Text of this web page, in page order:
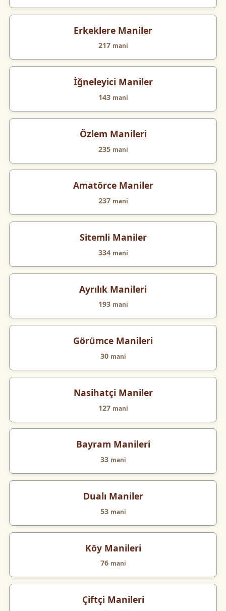
Erkeklere Maniler
217 mani
İğneleyici Maniler
143 mani
Özlem Manileri
235 mani
Amatörce Maniler
237 mani
Sitemli Maniler
334 mani
Ayrılık Manileri
193 mani
Görümce Manileri
30 mani
Nasihatçi Maniler
127 mani
Bayram Manileri
33 mani
Dualı Maniler
53 mani
Köy Manileri
76 mani
Çiftçi Manileri